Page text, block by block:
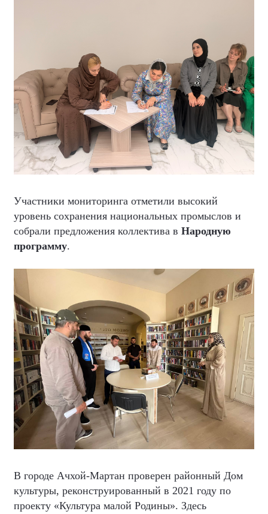
Участники мониторинга отметили высокий
уровень сохранения национальных промыслов и
собрали предложения коллектива в Народную
программу.
В городе Ачхой-Мартан проверен районный Дом
культуры, реконструированный в 2021 году по
проекту «Культура малой Родины». Здесь